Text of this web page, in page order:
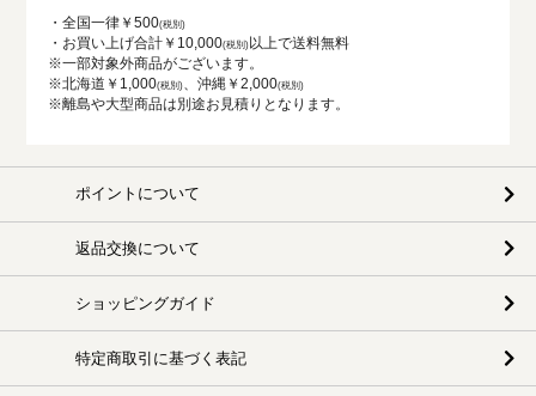
・全国一律￥500
・お買い上げ合計￥10,000
以上で送料無料
※一部対象外商品がございます。
※北海道￥1,000
、沖縄￥2,000
※離島や大型商品は別途お見積りとなります。
ポイントについて
返品交換について
ショッピングガイド
特定商取引に基づく表記